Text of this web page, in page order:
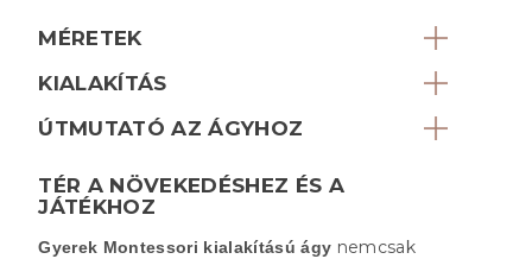
MÉRETEK
KIALAKÍTÁS
ÚTMUTATÓ AZ ÁGYHOZ
TÉR A NÖVEKEDÉSHEZ ÉS A
JÁTÉKHOZ
Gyerek Montessori kialakítású ágy nemcsak